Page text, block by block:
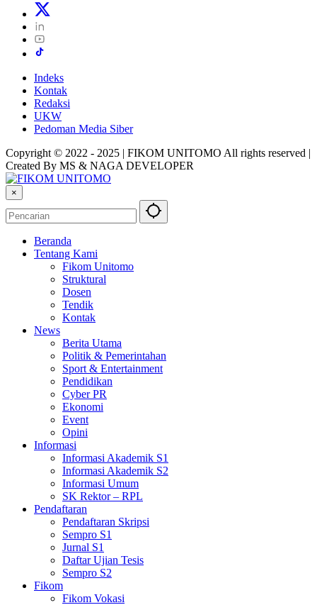
Indeks
Kontak
Redaksi
UKW
Pedoman Media Siber
Copyright © 2022 - 2025 | FIKOM UNITOMO All rights reserved |
Created By MS & NAGA DEVELOPER
×
Beranda
Tentang Kami
Fikom Unitomo
Struktural
Dosen
Tendik
Kontak
News
Berita Utama
Politik & Pemerintahan
Sport & Entertainment
Pendidikan
Cyber PR
Ekonomi
Event
Opini
Informasi
Informasi Akademik S1
Informasi Akademik S2
Informasi Umum
SK Rektor – RPL
Pendaftaran
Pendaftaran Skripsi
Sempro S1
Jurnal S1
Daftar Ujian Tesis
Sempro S2
Fikom
Fikom Vokasi